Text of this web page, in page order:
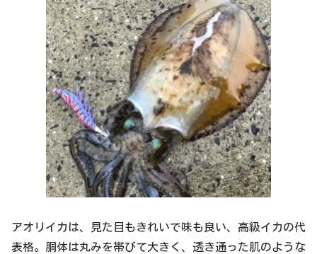
アオリイカは、見た目もきれいで味も良い、高級イカの代
表格。胴体は丸みを帯びて大きく、透き通った肌のような